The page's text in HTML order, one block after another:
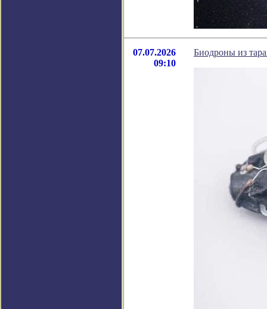
07.07.2026
09:10
Биодроны из